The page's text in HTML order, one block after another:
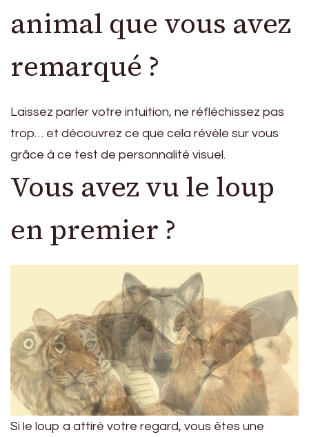
animal que vous avez
remarqué ?
Laissez parler votre intuition, ne réfléchissez pas
trop… et découvrez ce que cela révèle sur vous
grâce à ce test de personnalité visuel.
Vous avez vu le loup
en premier ?
Si le loup a attiré votre regard, vous êtes une